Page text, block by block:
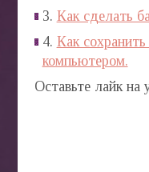
3. Как сделать
4. Как сохранить
компьютером.
Оставьте лайк на